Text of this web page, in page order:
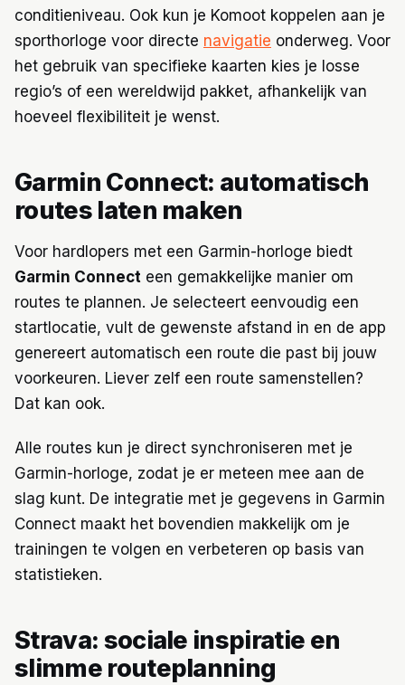
conditieniveau. Ook kun je Komoot koppelen aan je
sporthorloge voor directe navigatie onderweg. Voor
het gebruik van specifieke kaarten kies je losse
regio’s of een wereldwijd pakket, afhankelijk van
hoeveel flexibiliteit je wenst.
Garmin Connect: automatisch
routes laten maken
Voor hardlopers met een Garmin-horloge biedt
Garmin Connect een gemakkelijke manier om
routes te plannen. Je selecteert eenvoudig een
startlocatie, vult de gewenste afstand in en de app
genereert automatisch een route die past bij jouw
voorkeuren. Liever zelf een route samenstellen?
Dat kan ook.
Alle routes kun je direct synchroniseren met je
Garmin-horloge, zodat je er meteen mee aan de
slag kunt. De integratie met je gegevens in Garmin
Connect maakt het bovendien makkelijk om je
trainingen te volgen en verbeteren op basis van
statistieken.
Strava: sociale inspiratie en
slimme routeplanning